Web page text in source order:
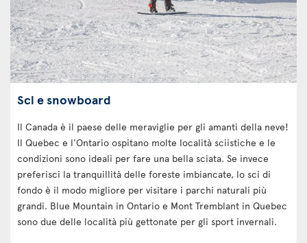
Sci e snowboard
Il Canada è il paese delle meraviglie per gli amanti della neve!
Il Quebec e l'Ontario ospitano molte località sciistiche e le
condizioni sono ideali per fare una bella sciata. Se invece
preferisci la tranquillità delle foreste imbiancate, lo sci di
fondo è il modo migliore per visitare i parchi naturali più
grandi. Blue Mountain in Ontario e Mont Tremblant in Quebec
sono due delle località più gettonate per gli sport invernali.